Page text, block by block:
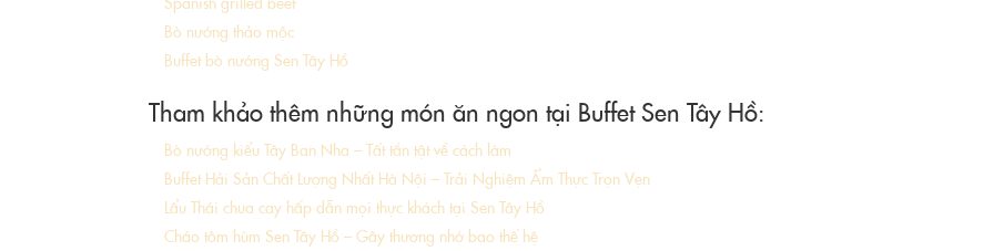
Bò nướng thảo mộc
Buffet bò nướng Sen Tây Hồ
Tham khảo thêm những món ăn ngon tại Buffet Sen Tây Hồ:
Bò nướng kiểu Tây Ban Nha – Tất tần tật về cách làm
Buffet Hải Sản Chất Lượng Nhất Hà Nội – Trải Nghiệm Ẩm Thực Trọn Vẹn
Lẩu Thái chua cay hấp dẫn mọi thực khách tại Sen Tây Hồ
Cháo tôm hùm Sen Tây Hồ – Gây thương nhớ bao thế hệ